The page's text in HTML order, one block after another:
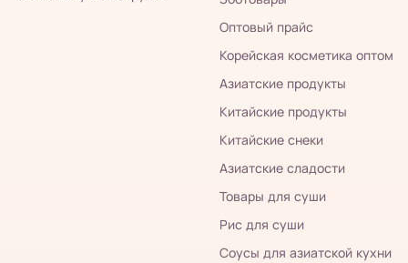
Оптовый прайс
Корейская косметика оптом
Азиатские продукты
Китайские продукты
Китайские снеки
Азиатские сладости
Товары для суши
Рис для суши
Соусы для азиатской кухни